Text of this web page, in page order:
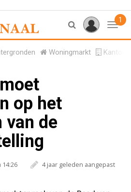
1
Woningmarkt
op het
van de
14:26
4 jaar geleden aangepast